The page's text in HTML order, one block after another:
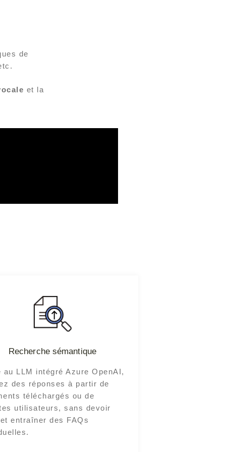
de
et la
Recherche sémantique
au LLM intégré Azure OpenAI,
des réponses à partir de
téléchargés ou de
utilisateurs, sans devoir
entraîner des FAQs